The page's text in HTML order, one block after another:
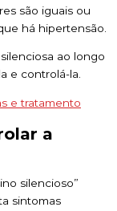
são iguais ou
há hipertensão.
ao longo
e controlá-la.
e tratamento
a
silencioso”
sintomas